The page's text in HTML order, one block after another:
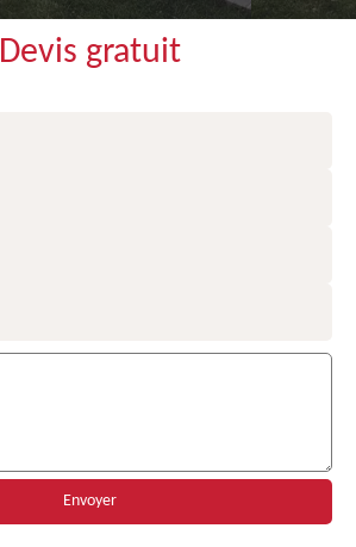
Devis gratuit